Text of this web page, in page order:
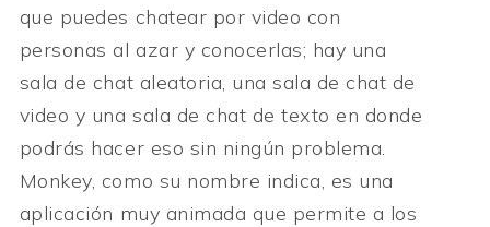
que puedes chatear por video con
personas al azar y conocerlas; hay una
sala de chat aleatoria, una sala de chat de
video y una sala de chat de texto en donde
podrás hacer eso sin ningún problema.
Monkey, como su nombre indica, es una
aplicación muy animada que permite a los